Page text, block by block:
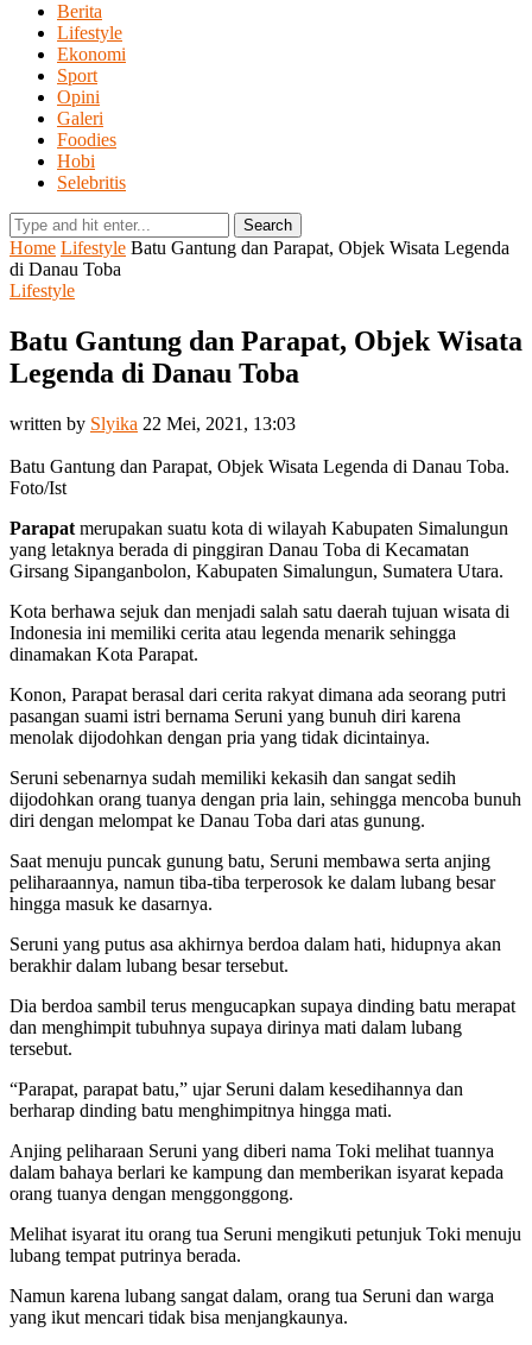
Berita
Lifestyle
Ekonomi
Sport
Opini
Galeri
Foodies
Hobi
Selebritis
Search
Home Lifestyle Batu Gantung dan Parapat, Objek Wisata Legenda
di Danau Toba
Lifestyle
Batu Gantung dan Parapat, Objek Wisata
Legenda di Danau Toba
written by Slyika 22 Mei, 2021, 13:03
Batu Gantung dan Parapat, Objek Wisata Legenda di Danau Toba.
Foto/Ist
Parapat merupakan suatu kota di wilayah Kabupaten Simalungun
yang letaknya berada di pinggiran Danau Toba di Kecamatan
Girsang Sipanganbolon, Kabupaten Simalungun, Sumatera Utara.
Kota berhawa sejuk dan menjadi salah satu daerah tujuan wisata di
Indonesia ini memiliki cerita atau legenda menarik sehingga
dinamakan Kota Parapat.
Konon, Parapat berasal dari cerita rakyat dimana ada seorang putri
pasangan suami istri bernama Seruni yang bunuh diri karena
menolak dijodohkan dengan pria yang tidak dicintainya.
Seruni sebenarnya sudah memiliki kekasih dan sangat sedih
dijodohkan orang tuanya dengan pria lain, sehingga mencoba bunuh
diri dengan melompat ke Danau Toba dari atas gunung.
Saat menuju puncak gunung batu, Seruni membawa serta anjing
peliharaannya, namun tiba-tiba terperosok ke dalam lubang besar
hingga masuk ke dasarnya.
Seruni yang putus asa akhirnya berdoa dalam hati, hidupnya akan
berakhir dalam lubang besar tersebut.
Dia berdoa sambil terus mengucapkan supaya dinding batu merapat
dan menghimpit tubuhnya supaya dirinya mati dalam lubang
tersebut.
“Parapat, parapat batu,” ujar Seruni dalam kesedihannya dan
berharap dinding batu menghimpitnya hingga mati.
Anjing peliharaan Seruni yang diberi nama Toki melihat tuannya
dalam bahaya berlari ke kampung dan memberikan isyarat kepada
orang tuanya dengan menggonggong.
Melihat isyarat itu orang tua Seruni mengikuti petunjuk Toki menuju
lubang tempat putrinya berada.
Namun karena lubang sangat dalam, orang tua Seruni dan warga
yang ikut mencari tidak bisa menjangkaunya.